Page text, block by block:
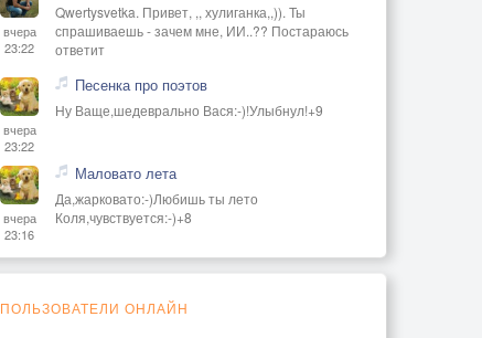
вчера
23:22
Qwertysvetka. Привет, ,, хулиганка,,)). Ты
спрашиваешь - зачем мне, ИИ..?? Постараюсь
ответит
вчера
23:22
Песенка про поэтов
Ну Ваще,шедеврально Вася:-)!Улыбнул!+9
вчера
23:16
Маловато лета
Да,жарковато:-)Любишь ты лето
Коля,чувствуется:-)+8
ПОЛЬЗОВАТЕЛИ ОНЛАЙН